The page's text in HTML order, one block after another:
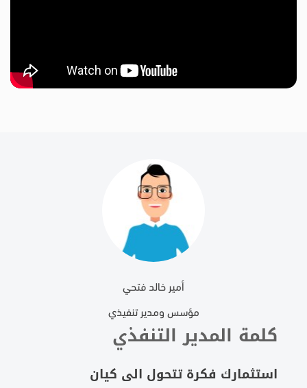
أمير خالد فتحي
مؤسس ومدير تنفيذي
كلمة المدير التنفذي
استثمارك فكرة تتحول الى كيان